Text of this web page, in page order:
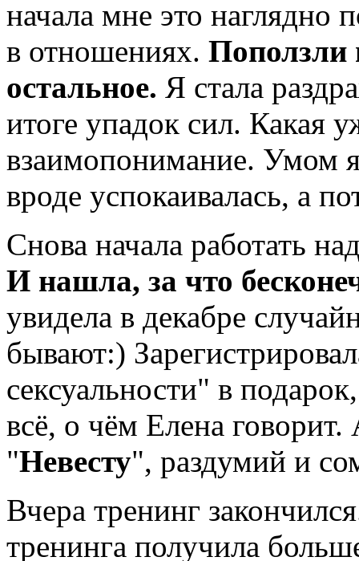
начала мне это наглядно
в отношениях. Поползли
остальное. Я стала
итоге упадок сил. Какая
взаимопонимание. Умом
вроде успокаивалась, а
Снова начала работать
И нашла, за что
увидела в декабре
бывают:)
сексуальности" в
всё, о чём Елена
"Невесту", раздумий и
Вчера тренинг
тренинга получила